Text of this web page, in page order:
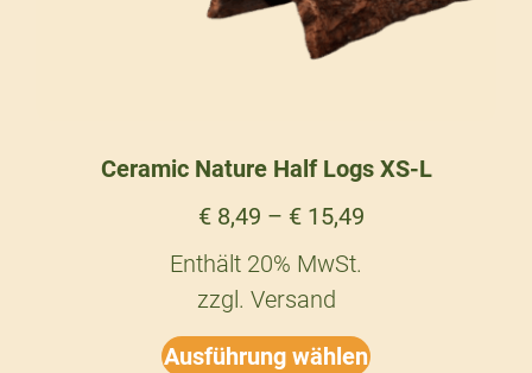
Ceramic Nature Half Logs XS-L
€8,49 – €15,49
Enthält 20% MwSt.
zzgl. Versand
Ausführung wählen